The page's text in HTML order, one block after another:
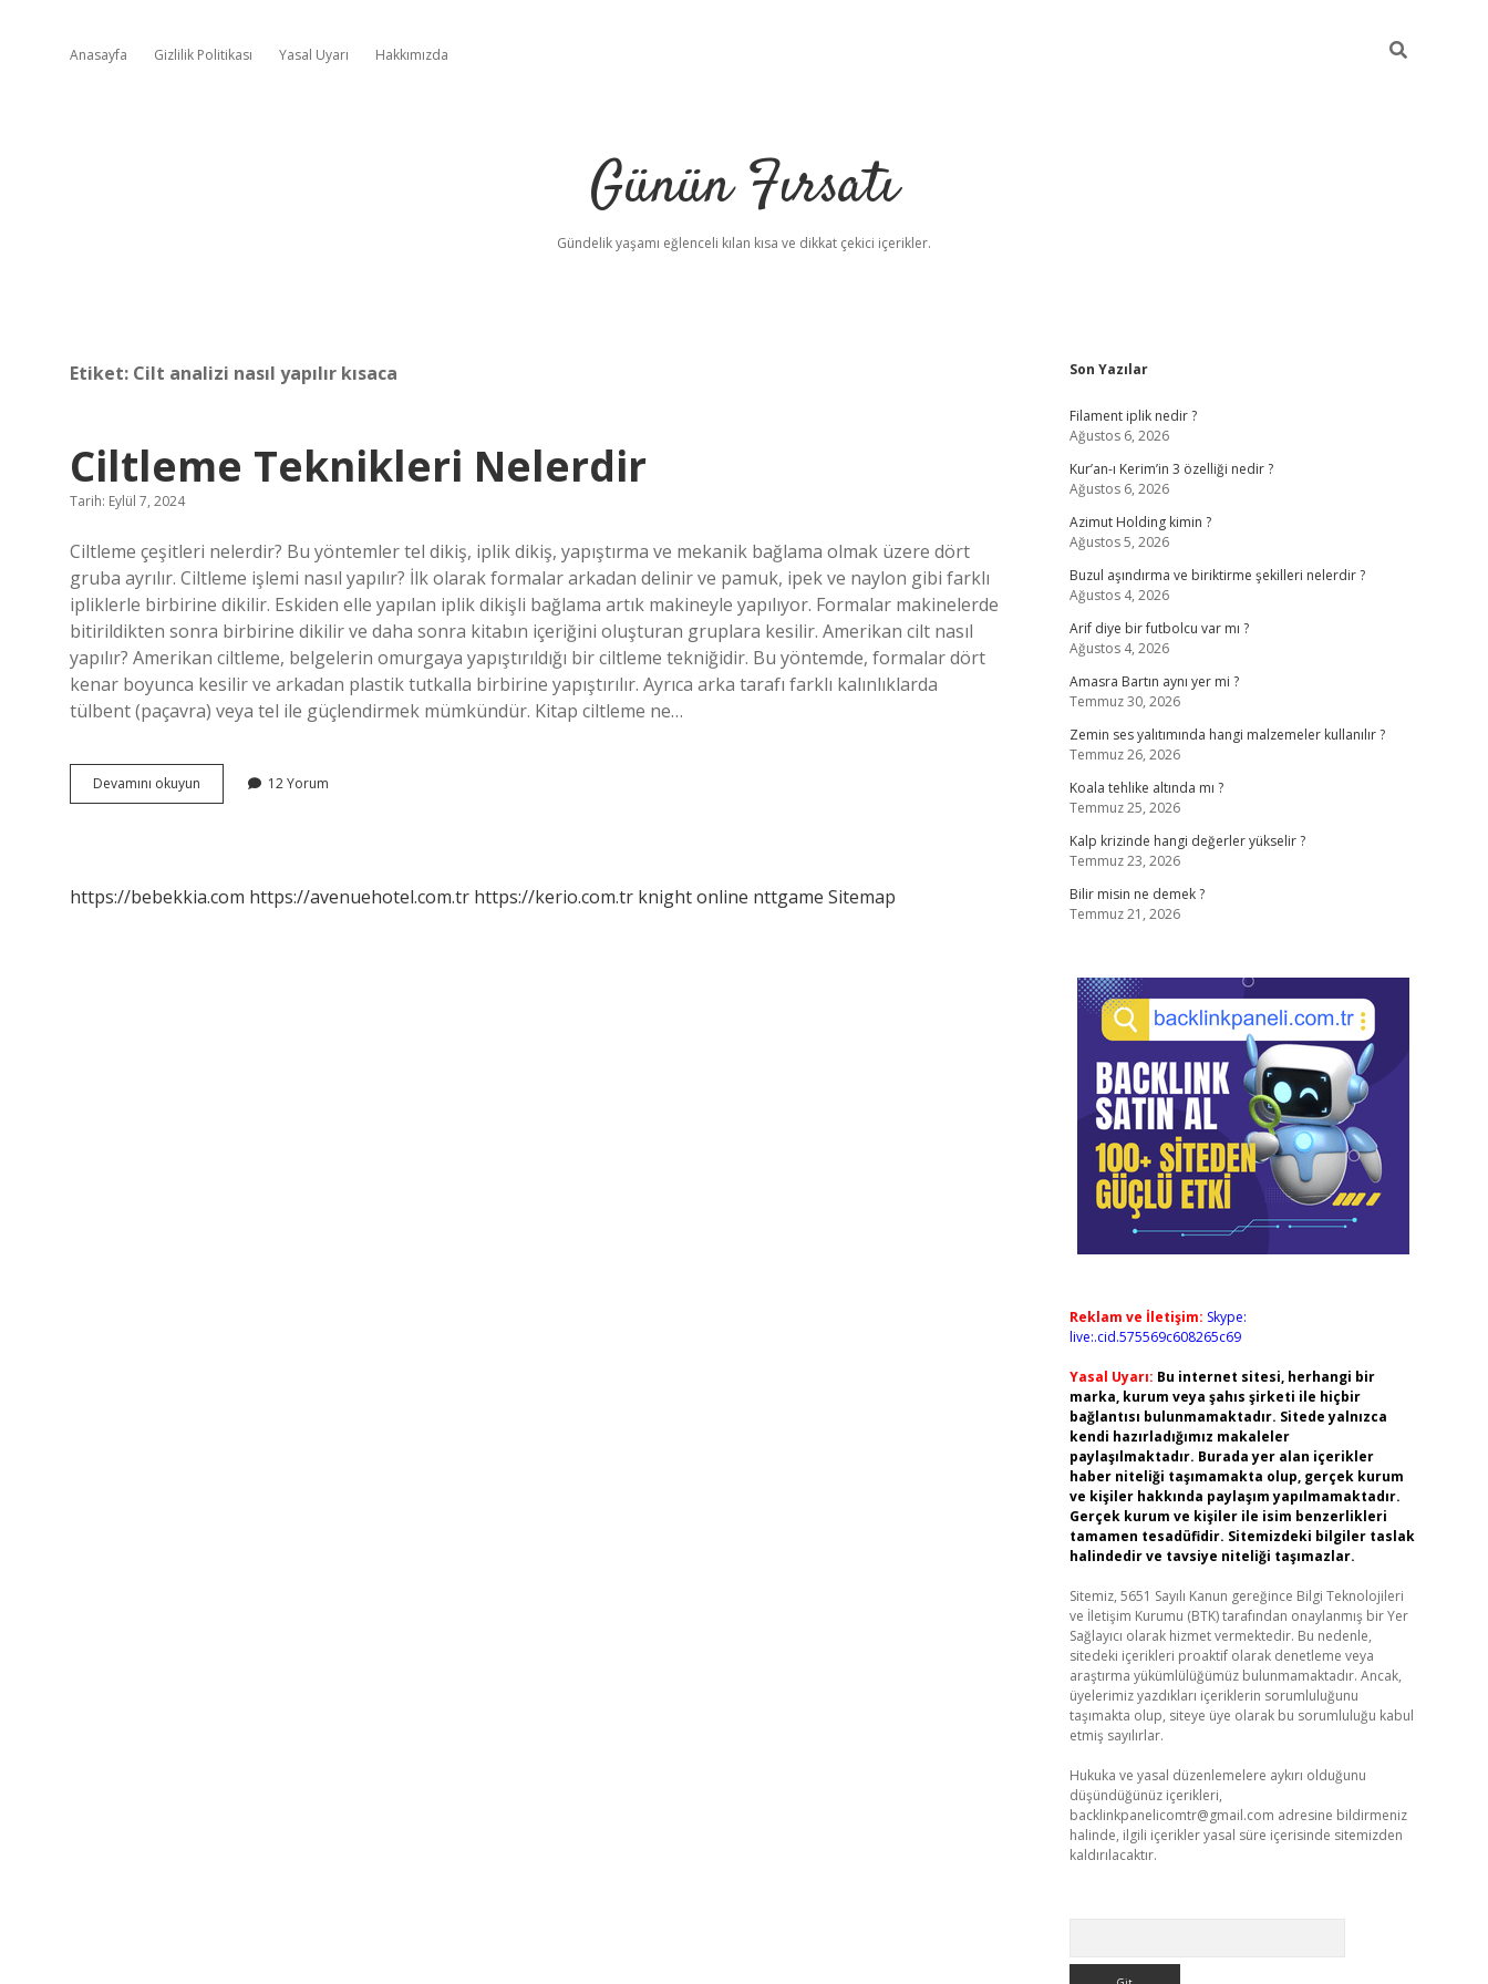
Anasayfa Gizlilik Politikası Yasal Uyarı Hakkımızda
Günün Fırsatı
Gündelik yaşamı eğlenceli kılan kısa ve dikkat çekici içerikler.
Etiket: Cilt analizi nasıl yapılır kısaca
Ciltleme Teknikleri Nelerdir
Tarih: Eylül 7, 2024
Ciltleme çeşitleri nelerdir? Bu yöntemler tel dikiş, iplik dikiş, yapıştırma ve mekanik bağlama olmak üzere dört
gruba ayrılır. Ciltleme işlemi nasıl yapılır? İlk olarak formalar arkadan delinir ve pamuk, ipek ve naylon gibi farklı
ipliklerle birbirine dikilir. Eskiden elle yapılan iplik dikişli bağlama artık makineyle yapılıyor. Formalar makinelerde
bitirildikten sonra birbirine dikilir ve daha sonra kitabın içeriğini oluşturan gruplara kesilir. Amerikan cilt nasıl
yapılır? Amerikan ciltleme, belgelerin omurgaya yapıştırıldığı bir ciltleme tekniğidir. Bu yöntemde, formalar dört
kenar boyunca kesilir ve arkadan plastik tutkalla birbirine yapıştırılır. Ayrıca arka tarafı farklı kalınlıklarda
tülbent (paçavra) veya tel ile güçlendirmek mümkündür. Kitap ciltleme ne…
Devamını okuyun Ciltleme
Teknikleri
12 Yorum
https://bebekkia.com https://avenuehotel.com.tr https://kerio.com.tr knight online nttgame Sitemap
Sidebar
Son Yazılar
Filament iplik nedir ?
Ağustos 6, 2026
Kur’an-ı Kerim’in 3 özelliği nedir ?
Ağustos 6, 2026
Azimut Holding kimin ?
Ağustos 5, 2026
Buzul aşındırma ve biriktirme şekilleri nelerdir ?
Ağustos 4, 2026
Arif diye bir futbolcu var mı ?
Ağustos 4, 2026
Amasra Bartın aynı yer mi ?
Temmuz 30, 2026
Zemin ses yalıtımında hangi malzemeler kullanılır ?
Temmuz 26, 2026
Koala tehlike altında mı ?
Temmuz 25, 2026
Kalp krizinde hangi değerler yükselir ?
Temmuz 23, 2026
Bilir misin ne demek ?
Temmuz 21, 2026
Reklam ve İletişim: Skype:
live:.cid.575569c608265c69
Yasal Uyarı: Bu internet sitesi, herhangi bir
marka, kurum veya şahıs şirketi ile hiçbir
bağlantısı bulunmamaktadır. Sitede yalnızca
kendi hazırladığımız makaleler
paylaşılmaktadır. Burada yer alan içerikler
haber niteliği taşımamakta olup, gerçek kurum
ve kişiler hakkında paylaşım yapılmamaktadır.
Gerçek kurum ve kişiler ile isim benzerlikleri
tamamen tesadüfidir. Sitemizdeki bilgiler taslak
halindedir ve tavsiye niteliği taşımazlar.
Sitemiz, 5651 Sayılı Kanun gereğince Bilgi Teknolojileri
ve İletişim Kurumu (BTK) tarafından onaylanmış bir Yer
Sağlayıcı olarak hizmet vermektedir. Bu nedenle,
sitedeki içerikleri proaktif olarak denetleme veya
araştırma yükümlülüğümüz bulunmamaktadır. Ancak,
üyelerimiz yazdıkları içeriklerin sorumluluğunu
taşımakta olup, siteye üye olarak bu sorumluluğu kabul
etmiş sayılırlar.
Hukuka ve yasal düzenlemelere aykırı olduğunu
düşündüğünüz içerikleri,
backlinkpanelicomtr@gmail.com adresine bildirmeniz
halinde, ilgili içerikler yasal süre içerisinde sitemizden
kaldırılacaktır.
vdcasino güncel giriş